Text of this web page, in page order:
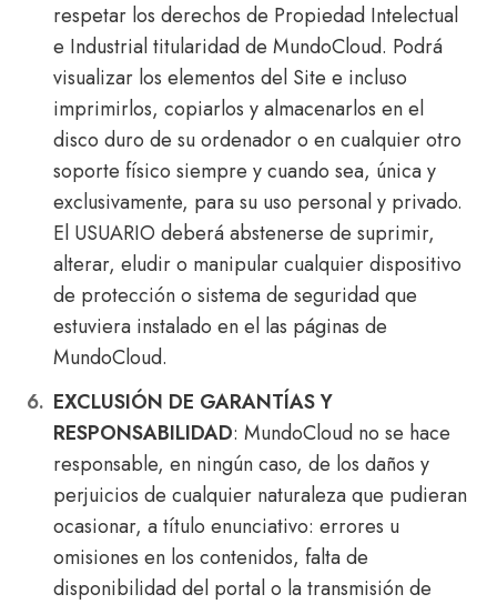
respetar los derechos de Propiedad Intelectual
e Industrial titularidad de MundoCloud. Podrá
visualizar los elementos del Site e incluso
imprimirlos, copiarlos y almacenarlos en el
disco duro de su ordenador o en cualquier otro
soporte físico siempre y cuando sea, única y
exclusivamente, para su uso personal y privado.
El USUARIO deberá abstenerse de suprimir,
alterar, eludir o manipular cualquier dispositivo
de protección o sistema de seguridad que
estuviera instalado en el las páginas de
MundoCloud.
EXCLUSIÓN DE GARANTÍAS Y
RESPONSABILIDAD: MundoCloud no se hace
responsable, en ningún caso, de los daños y
perjuicios de cualquier naturaleza que pudieran
ocasionar, a título enunciativo: errores u
omisiones en los contenidos, falta de
disponibilidad del portal o la transmisión de